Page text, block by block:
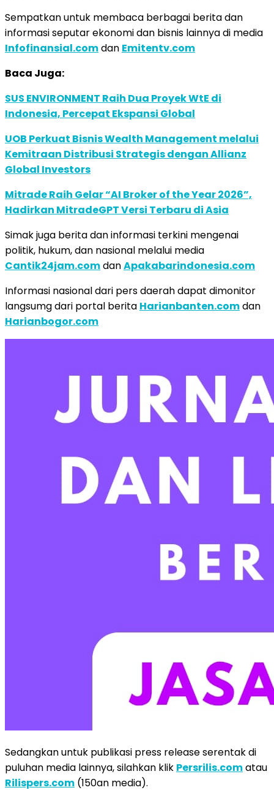
Sempatkan untuk membaca berbagai berita dan
informasi seputar ekonomi dan bisnis lainnya di media
Infofinansial.comdan Emitentv.com
Baca Juga:
SUS ENVIRONMENT Raih Dua Proyek WtE di
Indonesia, Percepat Ekspansi Global
UOB Perkuat Bisnis Wealth Management melalui
Kemitraan Distribusi Strategis dengan Allianz
Global Investors
Mitrade Raih Gelar “AI Broker of the Year 2026”,
Hadirkan MitradeGPT Versi Terbaru di Asia
Simak juga berita dan informasi terkini mengenai
politik, hukum, dan nasional melalui media
Cantik24jam.comdanApakabarindonesia.com
Informasi nasional dari pers daerah dapat dimonitor
langsumg dari portal berita Harianbanten.comdan
Harianbogor.com
Sedangkan untuk publikasi press release serentak di
puluhan media lainnya, silahkan klik Persrilis.comatau
Rilispers.com (150an media).